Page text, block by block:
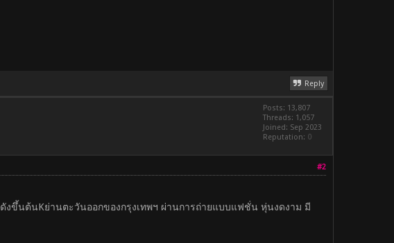
Reply
Posts: 13,807
Threads: 1,057
Joined: Sep 2023
Reputation: 0
#2
งขึ้นต้นKย่านตะวันออกของกรุงเทพฯ ผ่านการถ่ายแบบแฟชั่น หุ่นงดงาม มี